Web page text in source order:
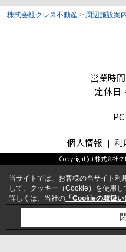
株式会社クレス不動産 > 周辺施設案
営業時
定休日
個人情報 利
Copyright(c) 株式会社
当サイトでは、お客様の当サイト利
して、クッキー（Cookie）を使用し
詳しくは、当社の 「Cookieの取扱い